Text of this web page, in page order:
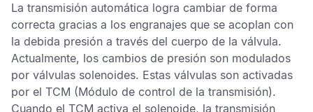
La transmisión automática logra cambiar de forma
correcta gracias a los engranajes que se acoplan con
la debida presión a través del cuerpo de la válvula.
Actualmente, los cambios de presión son modulados
por válvulas solenoides. Estas válvulas son activadas
por el TCM (Módulo de control de la transmisión).
Cuando el TCM activa el solenoide, la transmisión